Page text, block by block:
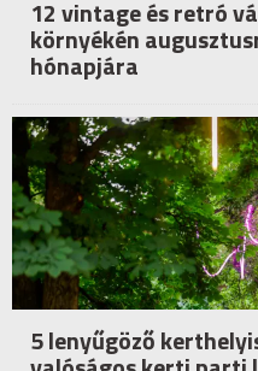
12 vintage és retró
környékén
hónapjára
5 lenyűgöző